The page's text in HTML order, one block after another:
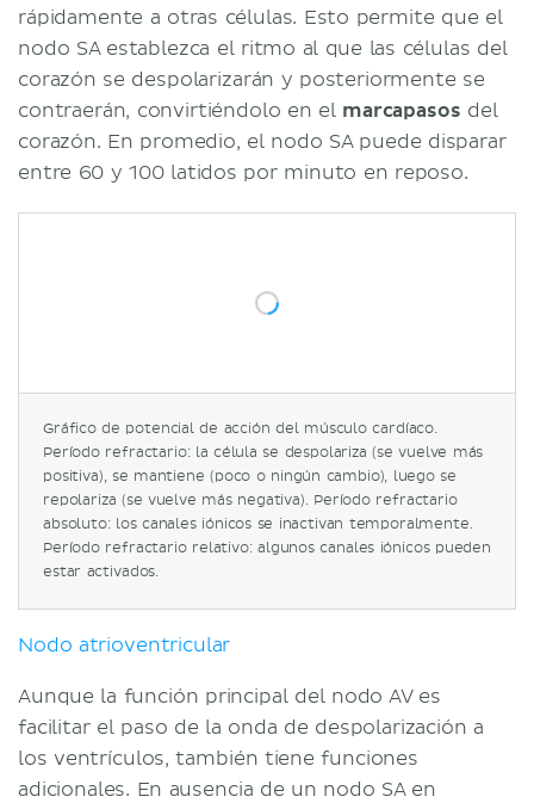
rápidamente a otras células. Esto permite que el
nodo SA establezca el ritmo al que las células del
corazón se despolarizarán y posteriormente se
contraerán, convirtiéndolo en el marcapasos del
corazón. En promedio, el nodo SA puede disparar
entre 60 y 100 latidos por minuto en reposo.
Gráfico de potencial de acción del músculo cardíaco.
Período refractario: la célula se despolariza (se vuelve más
positiva), se mantiene (poco o ningún cambio), luego se
repolariza (se vuelve más negativa). Período refractario
absoluto: los canales iónicos se inactivan temporalmente.
Período refractario relativo: algunos canales iónicos pueden
estar activados.
Nodo atrioventricular
Aunque la función principal del nodo AV es
facilitar el paso de la onda de despolarización a
los ventrículos, también tiene funciones
adicionales. En ausencia de un nodo SA en